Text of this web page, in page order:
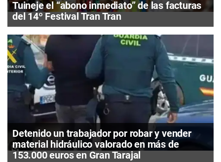
Tuineje el “abono inmediato” de las facturas
del 14º Festival Tran Tran
Detenido un trabajador por robar y vender
material hidráulico valorado en más de
153.000 euros en Gran Tarajal